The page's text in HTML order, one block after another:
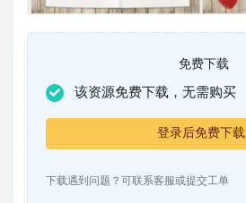
免费下载
该资源免费下载，无需购买
登录后免费下载
下载遇到问题？可联系客服或提交工单